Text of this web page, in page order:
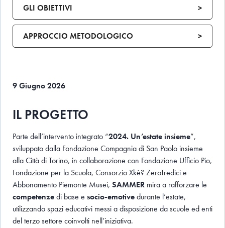
GLI OBIETTIVI >
APPROCCIO METODOLOGICO >
9 Giugno 2026
IL PROGETTO
Parte dell’intervento integrato “2024. Un’estate insieme”,
sviluppatodalla Fondazione Compagnia di San Paolo insieme
alla Città di Torino, in collaborazione con Fondazione Ufficio Pio,
Fondazione per la Scuola, ConsorzioXkè? ZeroTredicie
Abbonamento Piemonte Musei, SAMMER mira a rafforzare le
competenzedi base e socio-emotivedurante l’estate,
utilizzandospazi educativi messi a disposizione da scuole ed enti
del terzo settore coinvolti nell’iniziativa.